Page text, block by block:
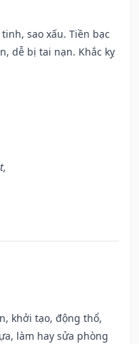
sao xấu. Tiền bạc
dễ bị tai nạn. Khắc kỵ
khởi tạo, động thổ,
làm hay sửa phòng